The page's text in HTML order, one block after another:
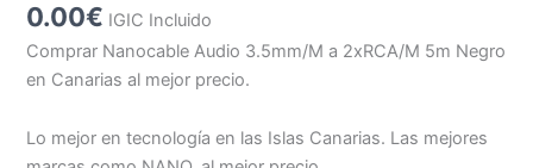
0.00€ IGIC Incluido
Comprar Nanocable Audio 3.5mm/M a 2xRCA/M 5m Negro
en Canarias al mejor precio.
Lo mejor en tecnología en las Islas Canarias. Las mejores